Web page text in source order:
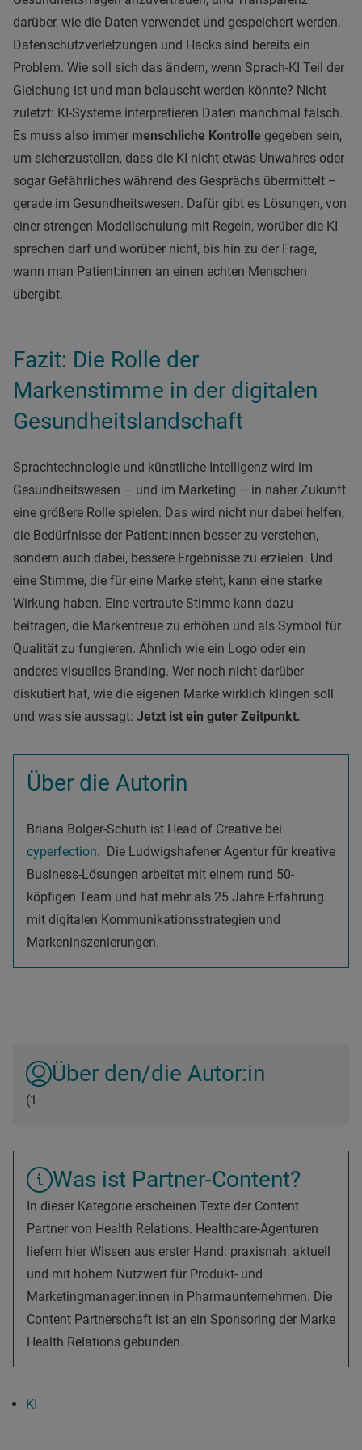
darüber, wie die Daten verwendet und gespeichert werden.
Datenschutzverletzungen und Hacks sind bereits ein
Problem. Wie soll sich das ändern, wenn Sprach-KI Teil der
Gleichung ist und man belauscht werden könnte? Nicht
zuletzt: KI-Systeme interpretieren Daten manchmal falsch.
Es muss also immer menschliche Kontrolle gegeben sein,
um sicherzustellen, dass die KI nicht etwas Unwahres oder
sogar Gefährliches während des Gesprächs übermittelt –
gerade im Gesundheitswesen. Dafür gibt es Lösungen, von
einer strengen Modellschulung mit Regeln, worüber die KI
sprechen darf und worüber nicht, bis hin zu der Frage,
wann man Patient:innen an einen echten Menschen
übergibt.
Fazit: Die Rolle der
Markenstimme in der digitalen
Gesundheitslandschaft
Sprachtechnologie und künstliche Intelligenz wird im
Gesundheitswesen – und im Marketing – in naher Zukunft
eine größere Rolle spielen. Das wird nicht nur dabei helfen,
die Bedürfnisse der Patient:innen besser zu verstehen,
sondern auch dabei, bessere Ergebnisse zu erzielen. Und
eine Stimme, die für eine Marke steht, kann eine starke
Wirkung haben. Eine vertraute Stimme kann dazu
beitragen, die Markentreue zu erhöhen und als Symbol für
Qualität zu fungieren. Ähnlich wie ein Logo oder ein
anderes visuelles Branding. Wer noch nicht darüber
diskutiert hat, wie die eigenen Marke wirklich klingen soll
und was sie aussagt: Jetzt ist ein guter Zeitpunkt.
Über die Autorin
Briana Bolger-Schuth ist Head of Creative bei
cyperfection. Die Ludwigshafener Agentur für kreative
Business-Lösungen arbeitet mit einem rund 50-
köpfigen Team und hat mehr als 25 Jahre Erfahrung
mit digitalen Kommunikationsstrategien und
Markeninszenierungen.
Über den/die Autor:in
(1
Was ist Partner-Content?
In dieser Kategorie erscheinen Texte der Content
Partner von Health Relations. Healthcare-Agenturen
liefern hier Wissen aus erster Hand: praxisnah, aktuell
und mit hohem Nutzwert für Produkt- und
Marketingmanager:innen in Pharmaunternehmen. Die
Content Partnerschaft ist an ein Sponsoring der Marke
Health Relations gebunden.
KI